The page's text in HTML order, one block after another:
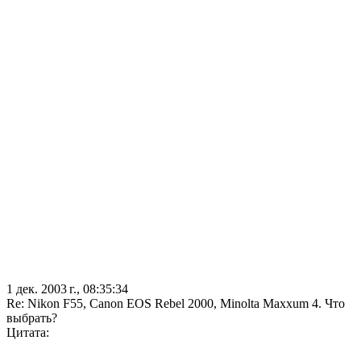
1 дек. 2003 г., 08:35:34
Re: Nikon F55, Canon EOS Rebel 2000, Minolta Maxxum 4. Что
выбрать?
Цитата: